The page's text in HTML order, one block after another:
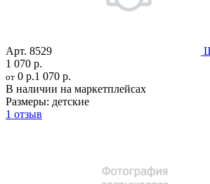
Арт. 8529
1 070 р.
от 0 р.1 070 р.
В наличии на маркетплейсах
Размеры: детские
1 отзыв